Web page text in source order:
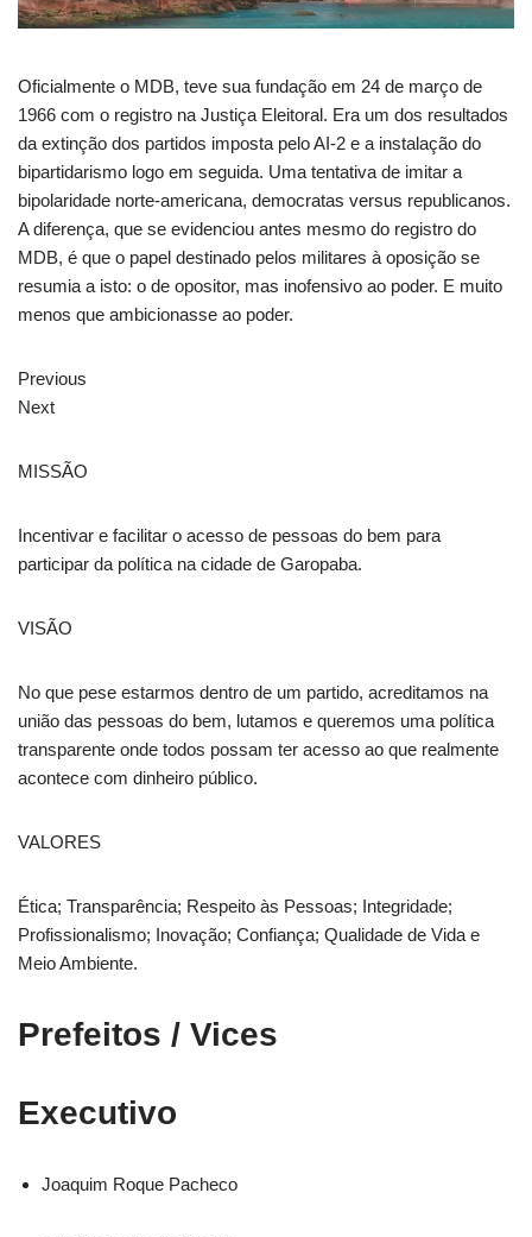
Oficialmente o MDB, teve sua fundação em 24 de março de
1966 com o registro na Justiça Eleitoral. Era um dos resultados
da extinção dos partidos imposta pelo AI-2 e a instalação do
bipartidarismo logo em seguida. Uma tentativa de imitar a
bipolaridade norte-americana, democratas versus republicanos.
A diferença, que se evidenciou antes mesmo do registro do
MDB, é que o papel destinado pelos militares à oposição se
resumia a isto: o de opositor, mas inofensivo ao poder. E muito
menos que ambicionasse ao poder.
Previous
Next
MISSÃO
Incentivar e facilitar o acesso de pessoas do bem para
participar da política na cidade de Garopaba.
VISÃO
No que pese estarmos dentro de um partido, acreditamos na
união das pessoas do bem, lutamos e queremos uma política
transparente onde todos possam ter acesso ao que realmente
acontece com dinheiro público.
VALORES
Ética; Transparência; Respeito às Pessoas; Integridade;
Profissionalismo; Inovação; Confiança; Qualidade de Vida e
Meio Ambiente.
Prefeitos / Vices
Executivo
Joaquim Roque Pacheco